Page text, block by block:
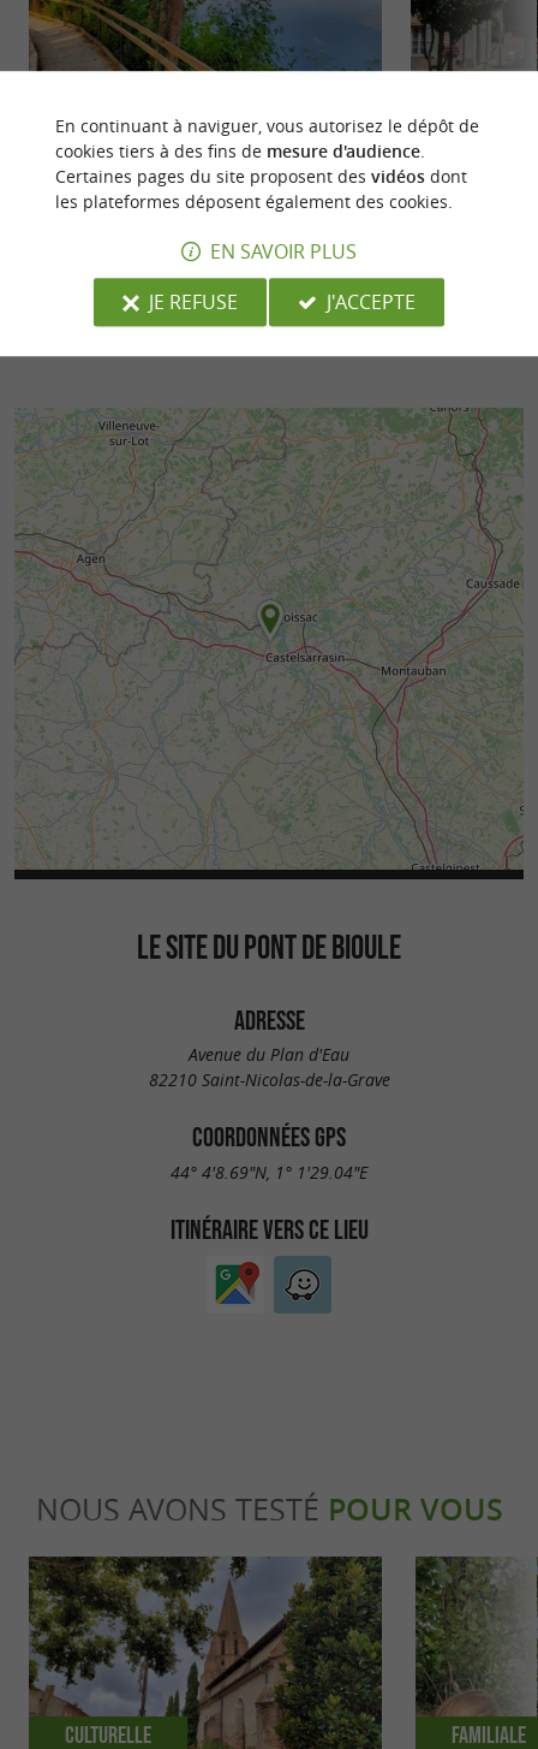
Le Plan d'eau de Saint-Nicolas-de-la-Grave est
une base de loisirs, à la confluence du Tarn et de la
Garonne. ...
Saint-Nicolas-de-la-Grave
Saint-Nicolas de
Tarn-et-
position ...
LE SITE DU PONT DE BIOULE
ADRESSE
Avenue du Plan d'Eau
82210 Saint-Nicolas-de-la-Grave
COORDONNÉES GPS
44° 4'8.69"N, 1° 1'29.04"E
ITINÉRAIRE VERS CE LIEU
NOUS AVONS TESTÉ POUR VOUS
Culturelle Familiale
En continuant à naviguer, vous autorisez le dépôt de
cookies tiers à des fins de mesure d'audience.
Certaines pages du site proposent des vidéosdont
les plateformes déposent également des cookies.
EN SAVOIR PLUS
JE REFUSE
J'ACCEPTE